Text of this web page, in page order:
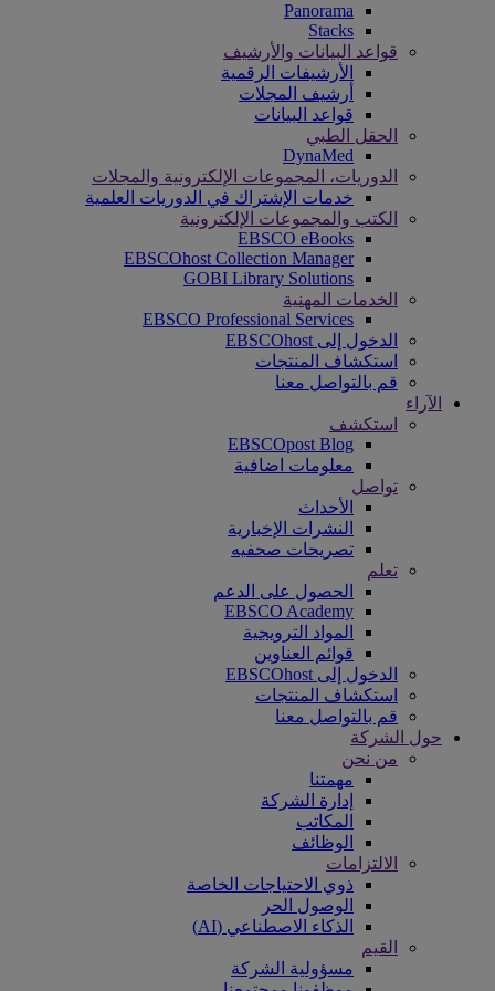
Panorama
Stacks
قواعد البيانات والأرشيف
الأرشيفات الرقمية
أرشيف المجلات
قواعد البيانات
الحقل الطبي
DynaMed
الدوريات، المجموعات الإلكترونية والمجلات
خدمات الإشتراك في الدوريات العلمية
الكتب والمجموعات الإلكترونية
EBSCO eBooks
EBSCOhost Collection Manager
GOBI Library Solutions
الخدمات المهنية
EBSCO Professional Services
الدخول إلى EBSCOhost
استكشاف المنتجات
قم بالتواصل معنا
الآراء
استكشف
EBSCOpost Blog
معلومات اضافية
تواصل
الأحداث
النشرات الإخبارية
تصريحات صحفيه
تعلم
الحصول على الدعم
EBSCO Academy
المواد الترويجية
قوائم العناوين
الدخول إلى EBSCOhost
استكشاف المنتجات
قم بالتواصل معنا
حول الشركة
من نحن
مهمتنا
إدارة الشركة
المكاتب
الوظائف
الالتزامات
ذوي الاحتياجات الخاصة
الوصول الحر
الذكاء الاصطناعي (AI)
القيم
مسؤولية الشركة